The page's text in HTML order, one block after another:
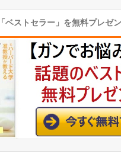
「ベストセラー」を無料プレゼ